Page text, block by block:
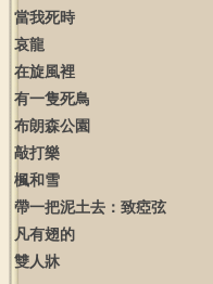
當我死時
哀龍
在旋風裡
有一隻死鳥
布朗森公園
敲打樂
楓和雪
帶一把泥土去：致瘂弦
凡有翅的
雙人牀